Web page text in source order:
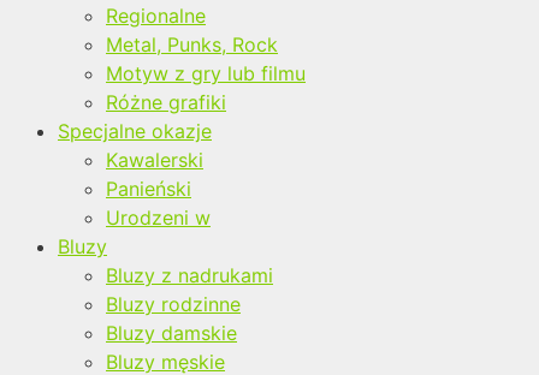
Regionalne
Metal, Punks, Rock
Motyw z gry lub filmu
Różne grafiki
Specjalne okazje
Kawalerski
Panieński
Urodzeni w
Bluzy
Bluzy z nadrukami
Bluzy rodzinne
Bluzy damskie
Bluzy męskie